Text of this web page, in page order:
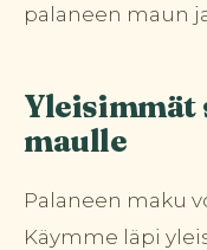
palaneen maun
Yleisimmät
maulle
Palaneen maku
Käymme läpi